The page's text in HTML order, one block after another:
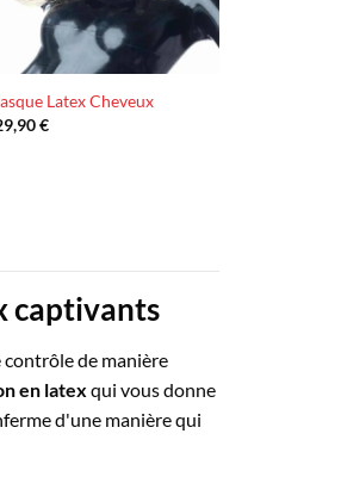
Latex Cheveux
€
captivants
de manière
en latex qui vous donne
d'une manière qui